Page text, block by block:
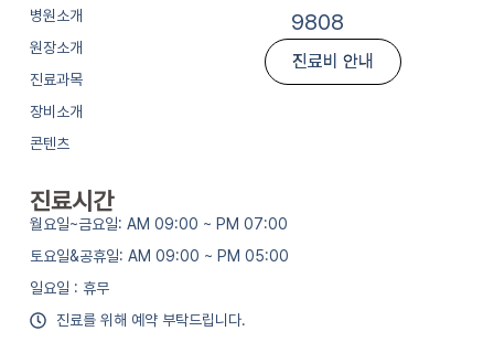
병원소개
원장소개
진료과목
장비소개
콘텐츠
9808
진료비 안내
진료시간
월요일~금요일: AM 09:00 ~ PM 07:00
토요일&공휴일: AM 09:00 ~ PM 05:00
일요일 : 휴무
진료를 위해 예약 부탁드립니다.